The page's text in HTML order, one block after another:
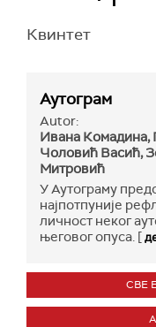
Квинтет
Аутограм
Autor:
Ивана Комадина,
Чоловић Васић,
Митровић
У Аутограму
најпотпуније
личност неког
његовог опуса. [
СВЕ